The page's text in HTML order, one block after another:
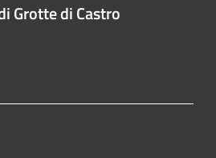
Grotte di Castro